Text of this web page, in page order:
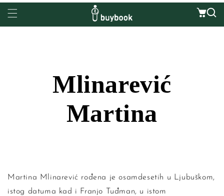
na sadržaj
Mlinarević
Martina
Martina Mlinarević rođena je osamdesetih u Ljubuškom,
istog datuma kad i Franjo Tuđman, u istom